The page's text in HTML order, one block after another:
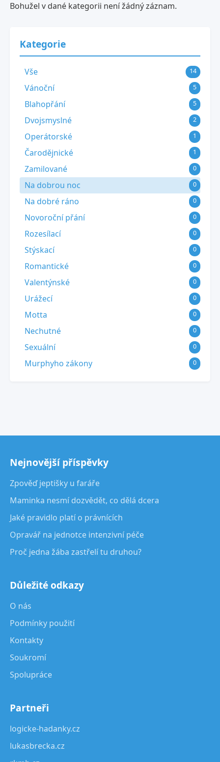
Bohužel v dané kategorii není žádný záznam.
Kategorie
Vše 14
Vánoční 5
Blahopřání 5
Dvojsmyslné 2
Operátorské 1
Čarodějnické 1
Zamilované 0
Na dobrou noc 0
Na dobré ráno 0
Novoroční přání 0
Rozesílací 0
Stýskací 0
Romantické 0
Valentýnské 0
Urážecí 0
Motta 0
Nechutné 0
Sexuální 0
Murphyho zákony 0
Nejnovější příspěvky
Zpověď jeptišky u faráře
Maminka nesmí dozvědět, co dělá dcera
Jaké pravidlo platí o právnících
Opravář na jednotce intenzivní péče
Proč jedna žába zastřelí tu druhou?
Důležité odkazy
O nás
Podmínky použití
Kontakty
Soukromí
Spolupráce
Partneři
logicke-hadanky.cz
lukasbrecka.cz